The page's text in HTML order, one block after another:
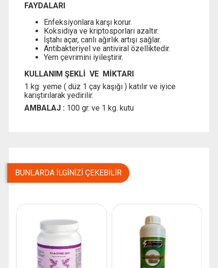
FAYDALARI
Enfeksiyonlara karşı korur.
Koksidiya ve kriptosporları azaltır.
İştahı açar, canlı ağırlık artışı sağlar.
Antibakteriyel ve antiviral özelliktedir.
Yem çevrimini iyileştirir.
KULLANIM ŞEKLİ VE MİKTARI
1 kg yeme ( düz 1 çay kaşığı ) katılır ve iyice
karıştırılarak yedirilir.
AMBALAJ :100 gr. ve 1 kg. kutu
BUNLARDA İLGINIZI ÇEKEBILIR